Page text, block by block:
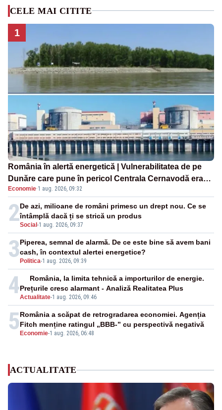
CELE MAI CITITE
1
România în alertă energetică | Vulnerabilitatea de pe
Dunăre care pune în pericol Centrala Cernavodă era
cunoscută de pe vremea lui Ceaușescu
Economie·1 aug. 2026, 09:32
2Social -1 aug. 2026, 09:37
De azi, milioane de români primesc un drept nou. Ce se
întâmplă dacă ți se strică un produs
3 Politica-1 aug. 2026, 09:39
Piperea, semnal de alarmă. De ce este bine să avem bani
cash, în contextul alertei energetice?
4Actualitate-1 aug. 2026, 09:46
România, la limita tehnică a importurilor de energie.
Prețurile cresc alarmant - Analiză Realitatea Plus
5 Economie-1 aug. 2026, 06:48
România a scăpat de retrogradarea economiei. Agenția
Fitch menține ratingul „BBB-” cu perspectivă negativă
ACTUALITATE